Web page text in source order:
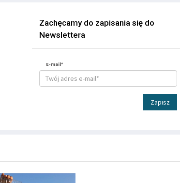
Zachęcamy do zapisania się do
Newslettera
E-mail*
Zapisz